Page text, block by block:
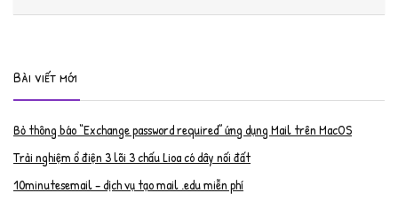
Bài viết mới
Bỏ thông báo “Exchange password required” ứng dụng Mail trên MacOS
Trải nghiệm ổ điện 3 lõi 3 chấu Lioa có dây nối đất
10minutesemail – dịch vụ tạo mail .edu miễn phí